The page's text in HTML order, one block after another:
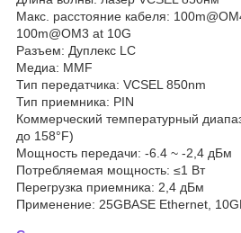
Макс. расстояние кабеля:
100m@OM3 at 10G
Разъем: Дуплекс LC
Медиа: MMF
Тип передатчика: VCSEL 850nm
Тип приемника: PIN
Коммерческий температурный
до 158°F)
Мощность передачи: -6.4 ~ -2,4 дБм
Потребляемая мощность: ≤1 Вт
Перегрузка приемника: 2,4 дБм
Применение: 25GBASE Ethernet,